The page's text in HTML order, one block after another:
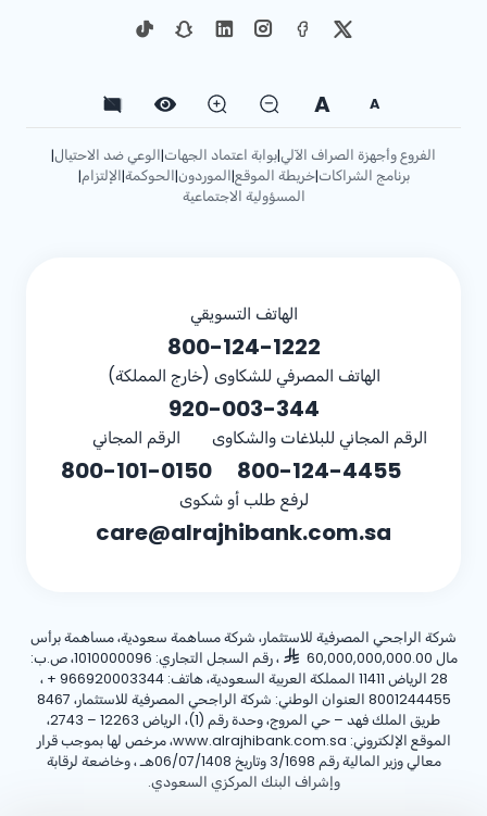
A
A
الفروع وأجهزة الصراف الآلي|بوابة اعتماد الجهات|الوعي ضد الاحتيال|
برنامج الشراكات|خريطة الموقع|الموردون|الحوكمة|الإلتزام|
المسؤولية الاجتماعية
الهاتف التسويقي
800-124-1222
الهاتف المصرفي للشكاوى (خارج المملكة)
920-003-344
الرقم المجاني للبلاغات والشكاوى
800-124-4455
الرقم المجاني
800-101-0150
لرفع طلب أو شكوى
care@alrajhibank.com.sa
شركة الراجحي المصرفية للاستثمار، شركة مساهمة سعودية، مساهمة برأس
مال 60,000,000,000.00
، رقم السجل التجاري: 1010000096، ص.ب:
28 الرياض 11411 المملكة العربية السعودية، هاتف:
+ 966920003344 ،
8001244455 العنوان الوطني: شركة الراجحي المصرفية للاستثمار، 8467
طريق الملك فهد – حي المروج، وحدة رقم (1)، الرياض 12263 – 2743،
الموقع الإلكتروني: www.alrajhibank.com.sa، مرخص لها بموجب قرار
معالي وزير المالية رقم 3/1698 وتاريخ 06/07/1408هـ ، وخاضعة لرقابة
وإشراف البنك المركزي السعودي.